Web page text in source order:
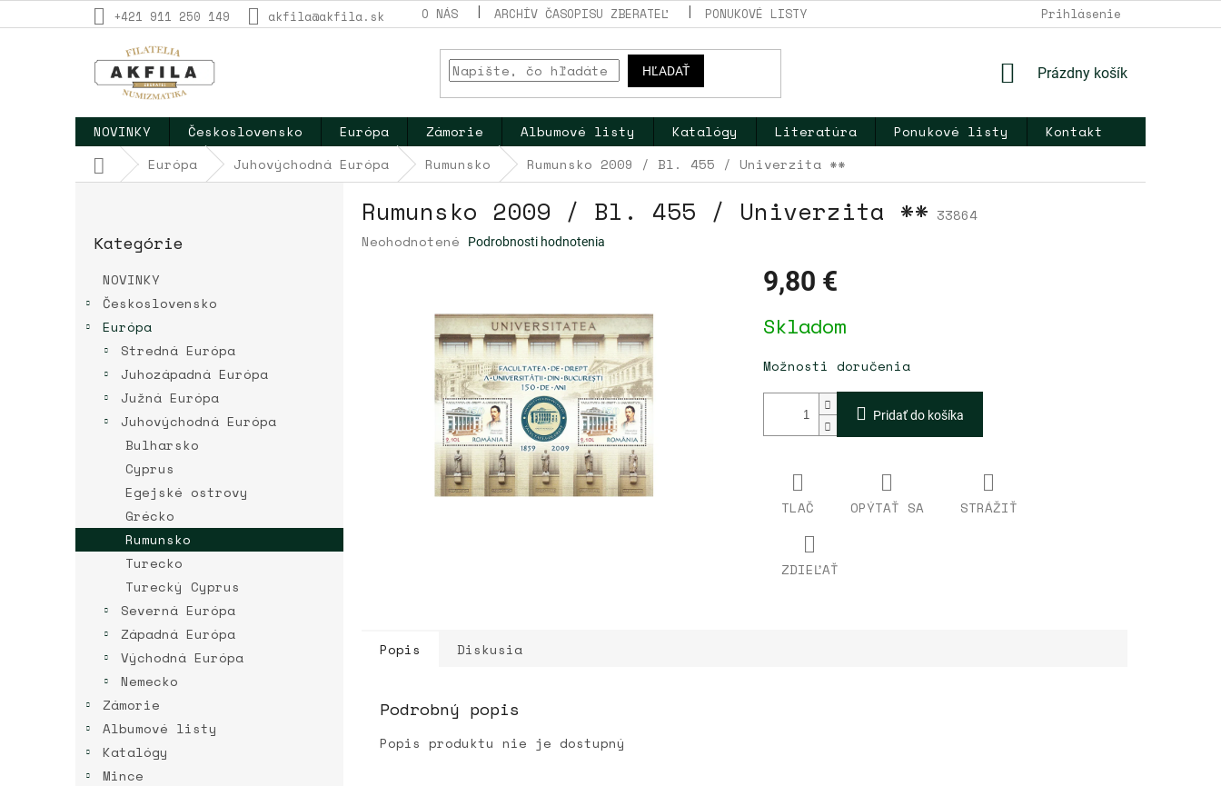
na
+421 911 250 149 akfila@akfila.sk O NÁS ARCHÍV ČASOPISU ZBERATEĽ PONUKOVÉ LISTY NAPÍŠTE NÁM KONTAKT
Prihlásenie
HĽADAŤ
NÁKUPNÝ
Prázdny košík
NOVINKY Československo Európa Zámorie Albumové listy Katalógy Literatúra Ponukové listy
Kontakt
DomovEurópa Juhovýchodná Európa Rumunsko Rumunsko 2009 / Bl. 455 / Univerzita **
B
kategórie
Kategórie
NOVINKY
Československo
Európa
Stredná Európa
Juhozápadná Európa
Južná Európa
Juhovýchodná Európa
Bulharsko
Cyprus
Egejské ostrovy
Grécko
Rumunsko
Turecko
Turecký Cyprus
Severná Európa
Západná Európa
Východná Európa
Nemecko
Zámorie
Albumové listy
Katalógy
Mince
Rumunsko 2009 / Bl. 455 / Univerzita ** 33864
Priemerné
hviezdičiek.
Neohodnotené Podrobnosti hodnotenia
9,80 €
cena:
Skladom
Možnosti doručenia
Pridať do košíka
TLAČ OPÝTAŤ SA STRÁŽIŤ
ZDIEĽAŤ
Popis Diskusia
Podrobný popis
Popis produktu nie je dostupný